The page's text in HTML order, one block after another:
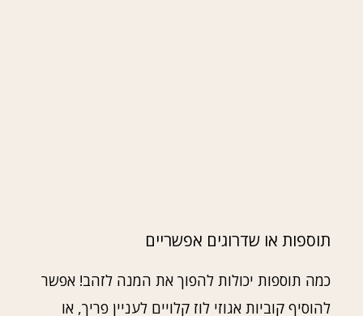
תוספות או שדרוגים אפשריים
כמה תוספות יכולות להפוך את המנה לזהב! אפשר
להוסיף קוביות אגוזי לוז קלויים לעניין פריך, או